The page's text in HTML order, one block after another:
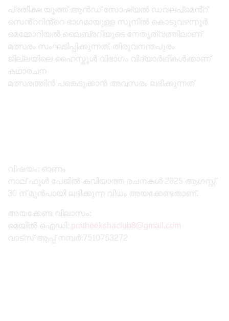
പ്രതീക്ഷ യൂത്ത് ആൻഡ് സോഷ്യൽ ഡവലപ്മെൻ്റ്
സെൻ്ററിൻ്റെ ഭാഗമായുള്ള സുനിൽ കൊടുവഴന്നൂർ
മെമ്മോറിയൽ ലൈബ്രറിയുടെ നേതൃത്വത്തിലാണ്
മത്സരം സംഘടിപ്പിക്കുന്നത്. തിരുവനന്തപുരം
ജില്ലയിലെ ഹൈസ്കൂൾ വിഭാഗം വിദ്യാർഥികൾക്കാണ്
കഥാരചന
മത്സരത്തിൻ പങ്കെടുക്കാൻ അവസരം ലഭിക്കുന്നത്
വിഷയം: ഓണം
നാല് ഫുൾ പേജിൽ കവിയാത്ത രചനകൾ 2025 ആഗസ്റ്റ്
30 ന് മുൻപായി ലഭിക്കുന്ന വിധം അയക്കേണ്ടതാണ്.
അയക്കേണ്ട വിലാസം:
മെയിൽ ഐഡി: pratheekshaclub8@gmail.com
വാട്സ് ആപ്പ് നമ്പർ:7510753272